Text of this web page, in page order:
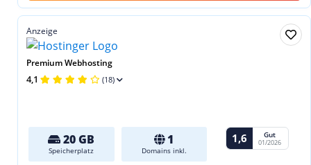
Anzeige
Premium Webhosting
4,1 (18)
20 GB
Speicherplatz
1
Domains inkl.
1,6 Gut
01/2026